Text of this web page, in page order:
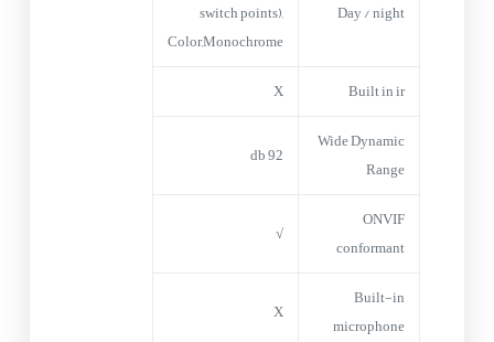
Day / night
switch points),
Color,Monochrome
Built in ir
X
Wide Dynamic
Range
92 db
ONVIF
conformant
√
Built-in
microphone
X